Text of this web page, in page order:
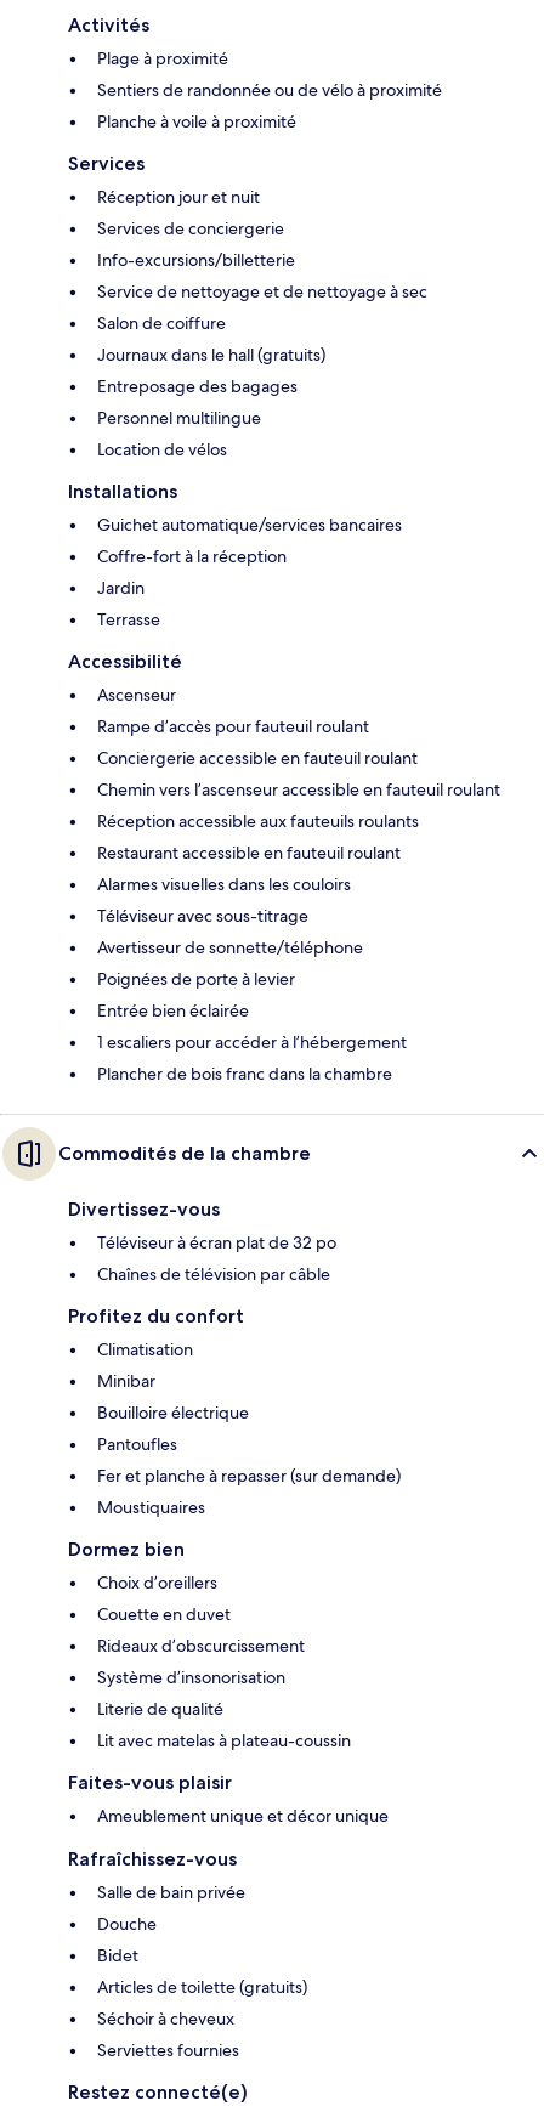
Activités
Plage à proximité
Sentiers de randonnée ou de vélo à proximité
Planche à voile à proximité
Services
Réception jour et nuit
Services de conciergerie
Info-excursions/billetterie
Service de nettoyage et de nettoyage à sec
Salon de coiffure
Journaux dans le hall (gratuits)
Entreposage des bagages
Personnel multilingue
Location de vélos
Installations
Guichet automatique/services bancaires
Coffre-fort à la réception
Jardin
Terrasse
Accessibilité
Ascenseur
Rampe d’accès pour fauteuil roulant
Conciergerie accessible en fauteuil roulant
Chemin vers l’ascenseur accessible en fauteuil roulant
Réception accessible aux fauteuils roulants
Restaurant accessible en fauteuil roulant
Alarmes visuelles dans les couloirs
Téléviseur avec sous-titrage
Avertisseur de sonnette/téléphone
Poignées de porte à levier
Entrée bien éclairée
1 escaliers pour accéder à l’hébergement
Plancher de bois franc dans la chambre
Commodités de la chambre
Divertissez-vous
Téléviseur à écran plat de 32 po
Chaînes de télévision par câble
Profitez du confort
Climatisation
Minibar
Bouilloire électrique
Pantoufles
Fer et planche à repasser (sur demande)
Moustiquaires
Dormez bien
Choix d’oreillers
Couette en duvet
Rideaux d’obscurcissement
Système d’insonorisation
Literie de qualité
Lit avec matelas à plateau-coussin
Faites-vous plaisir
Ameublement unique et décor unique
Rafraîchissez-vous
Salle de bain privée
Douche
Bidet
Articles de toilette (gratuits)
Séchoir à cheveux
Serviettes fournies
Restez connecté(e)